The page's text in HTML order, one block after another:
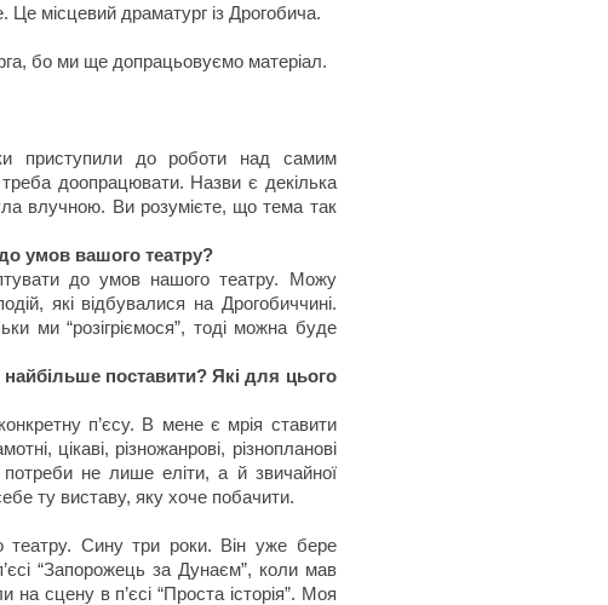
Це місцевий драматург із Дрогобича.
бо ми ще допрацьовуємо матеріал.
приступили до роботи над самим
доопрацювати. Назви є декілька
влучною. Ви розумієте, що тема так
умов вашого театру?
до умов нашого театру. Можу
які відбувалися на Дрогобиччині.
ми “розігріємося”, тоді можна буде
поставити? Які для цього
п’єсу. В мене є мрія ставити
цікаві, різножанрові, різнопланові
не лише еліти, а й звичайної
ту виставу, яку хоче побачити.
Сину три роки. Він уже бере
“Запорожець за Дунаєм”, коли мав
на сцену в п’єсі “Проста історія”. Моя